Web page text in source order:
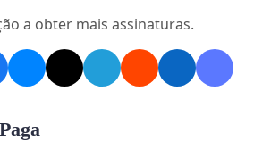
população osasquense, por isso
a denúncia ao Ministério Público
de cultura de Osasco por
a obter mais assinaturas.